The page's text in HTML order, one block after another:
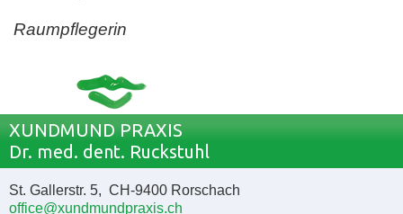
Raumpflegerin
XUNDMUND PRAXIS
Dr. med. dent. Ruckstuhl
St. Gallerstr. 5, CH-9400 Rorschach
office@xundmundpraxis.ch